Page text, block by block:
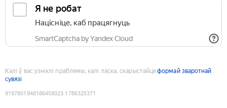
Я не робат
Націсніце, каб працягнуць
SmartCaptcha by Yandex Cloud
Калі ў вас узніклі праблемы, калі ласка, скарыстайцеформай зваротнай
сувязі
9197801948186458023:1786325371